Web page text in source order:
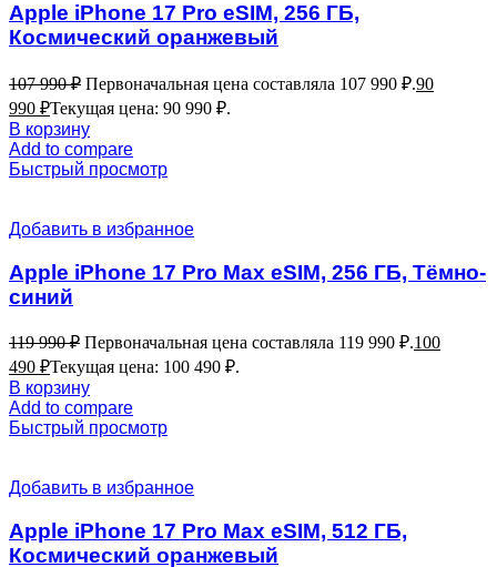
Apple iPhone 17 Pro eSIM, 256 ГБ,
Космический оранжевый
107 990₽ Первоначальная цена составляла 107 990 ₽.90
990 ₽Текущая цена: 90 990 ₽.
В корзину
Add to compare
Быстрый просмотр
Добавить в избранное
Apple iPhone 17 Pro Max eSIM, 256 ГБ, Тёмно-
синий
119 990₽ Первоначальная цена составляла 119 990 ₽.100
490 ₽Текущая цена: 100 490 ₽.
В корзину
Add to compare
Быстрый просмотр
Добавить в избранное
Apple iPhone 17 Pro Max eSIM, 512 ГБ,
Космический оранжевый